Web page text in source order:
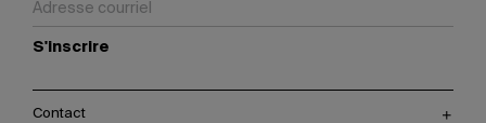
S'inscrire
Contact